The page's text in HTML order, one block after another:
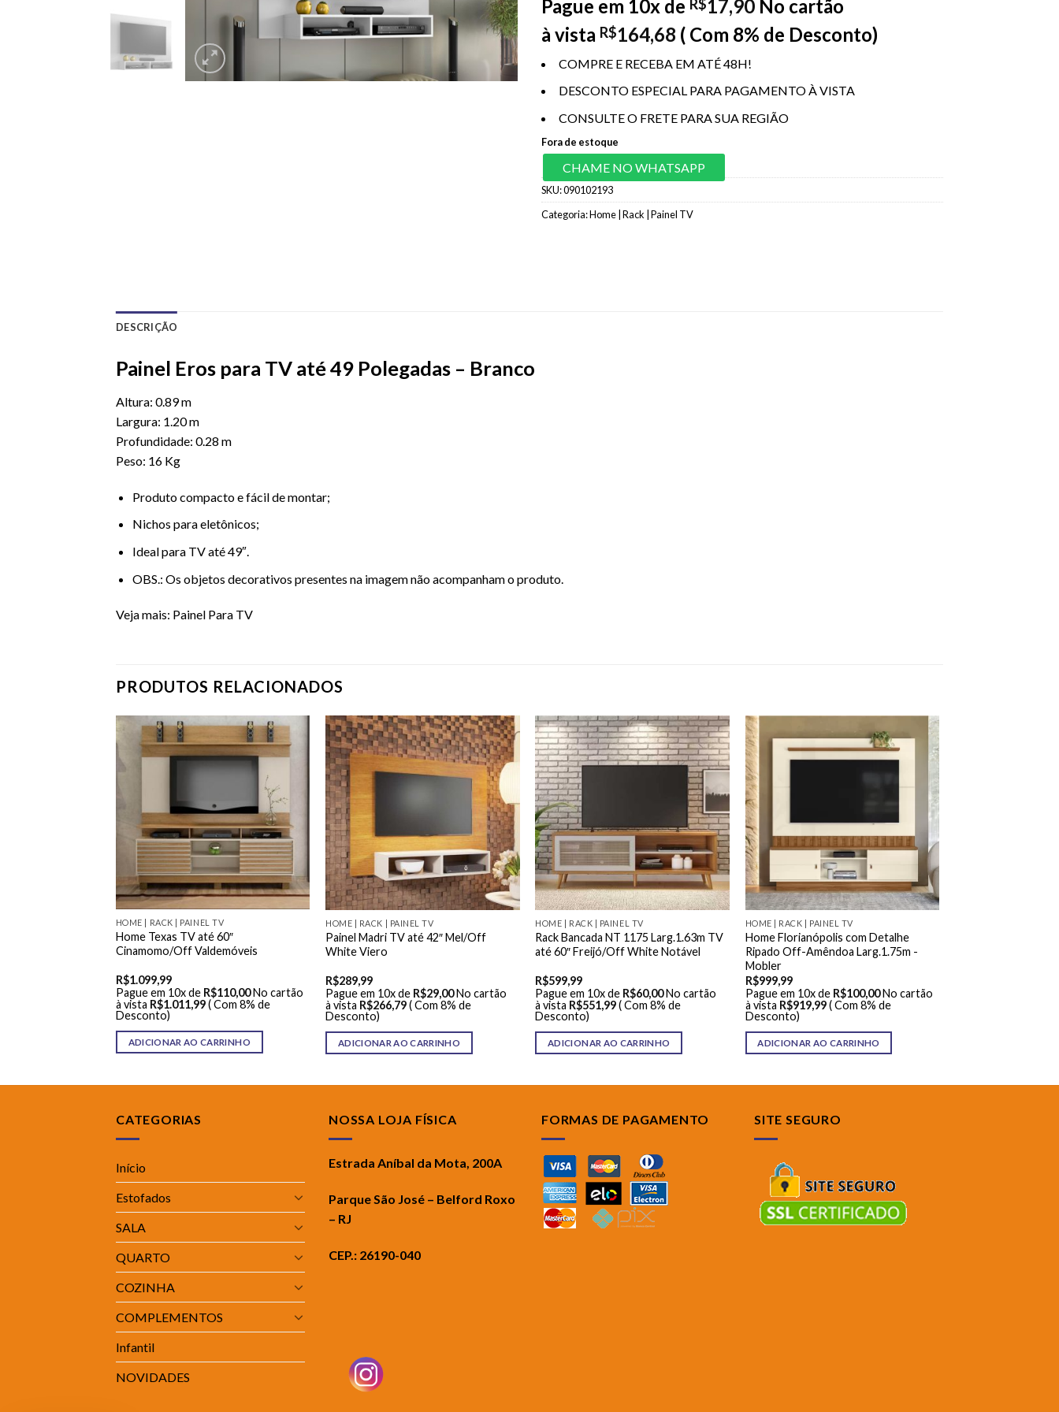
Pague em 10x de R$17,90 No cartão
à vista R$164,68 ( Com 8% de Desconto)
COMPRE E RECEBA EM ATÉ 48H!
DESCONTO ESPECIAL PARA PAGAMENTO À VISTA
CONSULTE O FRETE PARA SUA REGIÃO
Fora de estoque
CHAME NO WHATSAPP
SKU:090102193
Categoria:Home | Rack | Painel TV
DESCRIÇÃO
Painel Eros para TV até 49 Polegadas – Branco
Altura: 0.89 m
Largura: 1.20 m
Profundidade: 0.28 m
Peso: 16 Kg
Produto compacto e fácil de montar;
Nichos para eletônicos;
Ideal para TV até 49″.
OBS.: Os objetos decorativos presentes na imagem não acompanham o produto.
Veja mais: Painel Para TV
PRODUTOS RELACIONADOS
HOME | RACK | PAINEL TV
Home Texas TV até 60″
Cinamomo/Off Valdemóveis
R$1.099,99
Pague em 10x de R$110,00No cartão
à vista R$1.011,99( Com 8% de
Desconto)
ADICIONAR AO CARRINHO
HOME | RACK | PAINEL TV
Painel Madri TV até 42″ Mel/Off
White Viero
R$289,99
Pague em 10x de R$29,00No cartão
à vista R$266,79( Com 8% de
Desconto)
ADICIONAR AO CARRINHO
HOME | RACK | PAINEL TV
Rack Bancada NT 1175 Larg.1.63m TV
até 60″ Freijó/Off White Notável
R$599,99
Pague em 10x de R$60,00No cartão
à vista R$551,99( Com 8% de
Desconto)
ADICIONAR AO CARRINHO
HOME | RACK | PAINEL TV
Home Florianópolis com Detalhe
Ripado Off-Amêndoa Larg.1.75m -
Mobler
R$999,99
Pague em 10x de R$100,00 No cartão
à vista R$919,99 ( Com 8% de
Desconto)
ADICIONAR AO CARRINHO
CATEGORIAS
Início
Estofados
SALA
QUARTO
COZINHA
COMPLEMENTOS
Infantil
NOVIDADES
NOSSA LOJA FÍSICA
Estrada Aníbal da Mota, 200A
Parque São José – Belford Roxo
– RJ
CEP.: 26190-040
FORMAS DE PAGAMENTO SITE SEGURO